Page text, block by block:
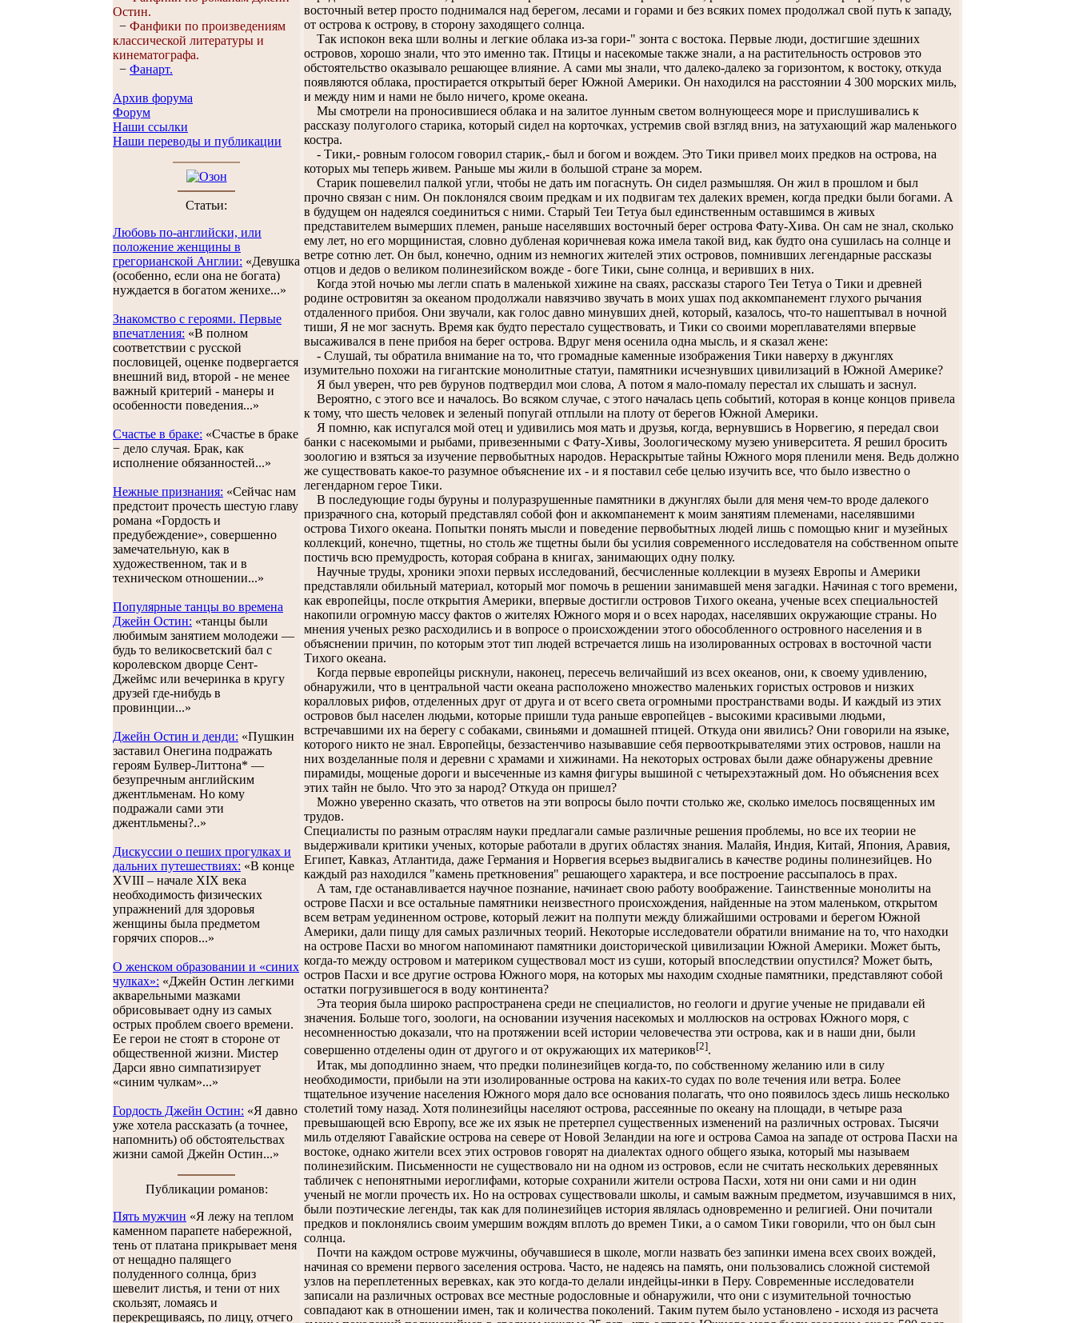
Остин.
− Фанфики по произведениям
классической литературы и
кинематографа.
− Фанарт.
Архив форума
Форум
Наши ссылки
Наши переводы и публикации
Статьи:
Любовь по-английски, или
положение женщины в
грегорианской Англии: «Девушка
(особенно, если она не богата)
нуждается в богатом женихе...»
Знакомство с героями. Первые
впечатления: «В полном
соответствии с русской
пословицей, оценке подвергается
внешний вид, второй - не менее
важный критерий - манеры и
особенности поведения...»
Счастье в браке: «Счастье в браке
− дело случая. Брак, как
исполнение обязанностей...»
Нежные признания: «Cейчас нам
предстоит прочесть шестую главу
романа «Гордость и
предубеждение», совершенно
замечательную, как в
художественном, так и в
техническом отношении...»
Популярные танцы во времена
Джейн Остин: «танцы были
любимым занятием молодежи —
будь то великосветский бал с
королевском дворце Сент-
Джеймс или вечеринка в кругу
друзей где-нибудь в
провинции...»
Джейн Остин и денди: «Пушкин
заставил Онегина подражать
героям Булвер-Литтона* —
безупречным английским
джентльменам. Но кому
подражали сами эти
джентльмены?..»
Дискуссии о пеших прогулках и
дальних путешествиях: «В конце
XVIII – начале XIX века
необходимость физических
упражнений для здоровья
женщины была предметом
горячих споров...»
О женском образовании и «синих
чулках»: «Джейн Остин легкими
акварельными мазками
обрисовывает одну из самых
острых проблем своего времени.
Ее герои не стоят в стороне от
общественной жизни. Мистер
Дарси явно симпатизирует
«синим чулкам»...»
Гордость Джейн Остин: «Я давно
уже хотела рассказать (а точнее,
напомнить) об обстоятельствах
жизни самой Джейн Остин...»
Публикации романов:
Пять мужчин «Я лежу на теплом
каменном парапете набережной,
тень от платана прикрывает меня
от нещадно палящего
полуденного солнца, бриз
шевелит листья, и тени от них
скользят, ломаясь и
перекрещиваясь, по лицу, отчего
восточный ветер просто поднимался над берегом, лесами и горами и без всяких помех продолжал свой путь к западу,
от острова к острову, в сторону заходящего солнца.
Так испокон века шли волны и легкие облака из-за гори-" зонта с востока. Первые люди, достигшие здешних
островов, хорошо знали, что это именно так. Птицы и насекомые также знали, а на растительность островов это
обстоятельство оказывало решающее влияние. А сами мы знали, что далеко-далеко за горизонтом, к востоку, откуда
появляются облака, простирается открытый берег Южной Америки. Он находился на расстоянии 4 300 морских миль,
и между ним и нами не было ничего, кроме океана.
Мы смотрели на проносившиеся облака и на залитое лунным светом волнующееся море и прислушивались к
рассказу полуголого старика, который сидел на корточках, устремив свой взгляд вниз, на затухающий жар маленького
костра.
- Тики,- ровным голосом говорил старик,- был и богом и вождем. Это Тики привел моих предков на острова, на
которых мы теперь живем. Раньше мы жили в большой стране за морем.
Старик пошевелил палкой угли, чтобы не дать им погаснуть. Он сидел размышляя. Он жил в прошлом и был
прочно связан с ним. Он поклонялся своим предкам и их подвигам тех далеких времен, когда предки были богами. А
в будущем он надеялся соединиться с ними. Старый Теи Тетуа был единственным оставшимся в живых
представителем вымерших племен, раньше населявших восточный берег острова Фату-Хива. Он сам не знал, сколько
ему лет, но его морщинистая, словно дубленая коричневая кожа имела такой вид, как будто она сушилась на солнце и
ветре сотню лет. Он был, конечно, одним из немногих жителей этих островов, помнивших легендарные рассказы
отцов и дедов о великом полинезийском вожде - боге Тики, сыне солнца, и веривших в них.
Когда этой ночью мы легли спать в маленькой хижине на сваях, рассказы старого Теи Тетуа о Тики и древней
родине островитян за океаном продолжали навязчиво звучать в моих ушах под аккомпанемент глухого рычания
отдаленного прибоя. Они звучали, как голос давно минувших дней, который, казалось, что-то нашептывал в ночной
тиши, Я не мог заснуть. Время как будто перестало существовать, и Тики со своими мореплавателями впервые
высаживался в пене прибоя на берег острова. Вдруг меня осенила одна мысль, и я сказал жене:
- Слушай, ты обратила внимание на то, что громадные каменные изображения Тики наверху в джунглях
изумительно похожи на гигантские монолитные статуи, памятники исчезнувших цивилизаций в Южной Америке?
Я был уверен, что рев бурунов подтвердил мои слова, А потом я мало-помалу перестал их слышать и заснул.
Вероятно, с этого все и началось. Во всяком случае, с этого началась цепь событий, которая в конце концов привела
к тому, что шесть человек и зеленый попугай отплыли на плоту от берегов Южной Америки.
Я помню, как испугался мой отец и удивились моя мать и друзья, когда, вернувшись в Норвегию, я передал свои
банки с насекомыми и рыбами, привезенными с Фату-Хивы, Зоологическому музею университета. Я решил бросить
зоологию и взяться за изучение первобытных народов. Нераскрытые тайны Южного моря пленили меня. Ведь должно
же существовать какое-то разумное объяснение их - и я поставил себе целью изучить все, что было известно о
легендарном герое Тики.
В последующие годы буруны и полуразрушенные памятники в джунглях были для меня чем-то вроде далекого
призрачного сна, который представлял собой фон и аккомпанемент к моим занятиям племенами, населявшими
острова Тихого океана. Попытки понять мысли и поведение первобытных людей лишь с помощью книг и музейных
коллекций, конечно, тщетны, но столь же тщетны были бы усилия современного исследователя на собственном опыте
постичь всю премудрость, которая собрана в книгах, занимающих одну полку.
Научные труды, хроники эпохи первых исследований, бесчисленные коллекции в музеях Европы и Америки
представляли обильный материал, который мог помочь в решении занимавшей меня загадки. Начиная с того времени,
как европейцы, после открытия Америки, впервые достигли островов Тихого океана, ученые всех специальностей
накопили огромную массу фактов о жителях Южного моря и о всех народах, населявших окружающие страны. Но
мнения ученых резко расходились и в вопросе о происхождении этого обособленного островного населения и в
объяснении причин, по которым этот тип людей встречается лишь на изолированных островах в восточной части
Тихого океана.
Когда первые европейцы рискнули, наконец, пересечь величайший из всех океанов, они, к своему удивлению,
обнаружили, что в центральной части океана расположено множество маленьких гористых островов и низких
коралловых рифов, отделенных друг от друга и от всего света огромными пространствами воды. И каждый из этих
островов был населен людьми, которые пришли туда раньше европейцев - высокими красивыми людьми,
встречавшими их на берегу с собаками, свиньями и домашней птицей. Откуда они явились? Они говорили на языке,
которого никто не знал. Европейцы, беззастенчиво называвшие себя первооткрывателями этих островов, нашли на
них возделанные поля и деревни с храмами и хижинами. На некоторых островах были даже обнаружены древние
пирамиды, мощеные дороги и высеченные из камня фигуры вышиной с четырехэтажный дом. Но объяснения всех
этих тайн не было. Что это за народ? Откуда он пришел?
Можно уверенно сказать, что ответов на эти вопросы было почти столько же, сколько имелось посвященных им
трудов.
Специалисты по разным отраслям науки предлагали самые различные решения проблемы, но все их теории не
выдерживали критики ученых, которые работали в других областях знания. Малайя, Индия, Китай, Япония, Аравия,
Египет, Кавказ, Атлантида, даже Германия и Норвегия всерьез выдвигались в качестве родины полинезийцев. Но
каждый раз находился "камень преткновения" решающего характера, и все построение рассыпалось в прах.
А там, где останавливается научное познание, начинает свою работу воображение. Таинственные монолиты на
острове Пасхи и все остальные памятники неизвестного происхождения, найденные на этом маленьком, открытом
всем ветрам уединенном острове, который лежит на полпути между ближайшими островами и берегом Южной
Америки, дали пищу для самых различных теорий. Некоторые исследователи обратили внимание на то, что находки
на острове Пасхи во многом напоминают памятники доисторической цивилизации Южной Америки. Может быть,
когда-то между островом и материком существовал мост из суши, который впоследствии опустился? Может быть,
остров Пасхи и все другие острова Южного моря, на которых мы находим сходные памятники, представляют собой
остатки погрузившегося в воду континента?
Эта теория была широко распространена среди не специалистов, но геологи и другие ученые не придавали ей
значения. Больше того, зоологи, на основании изучения насекомых и моллюсков на островах Южного моря, с
несомненностью доказали, что на протяжении всей истории человечества эти острова, как и в наши дни, были
совершенно отделены один от другого и от окружающих их материков[2].
Итак, мы доподлинно знаем, что предки полинезийцев когда-то, по собственному желанию или в силу
необходимости, прибыли на эти изолированные острова на каких-то судах по воле течения или ветра. Более
тщательное изучение населения Южного моря дало все основания полагать, что оно появилось здесь лишь несколько
столетий тому назад. Хотя полинезийцы населяют острова, рассеянные по океану на площади, в четыре раза
превышающей всю Европу, все же их язык не претерпел существенных изменений на различных островах. Тысячи
миль отделяют Гавайские острова на севере от Новой Зеландии на юге и острова Самоа на западе от острова Пасхи на
востоке, однако жители всех этих островов говорят на диалектах одного общего языка, который мы называем
полинезийским. Письменности не существовало ни на одном из островов, если не считать нескольких деревянных
табличек с непонятными иероглифами, которые сохранили жители острова Пасхи, хотя ни они сами и ни один
ученый не могли прочесть их. Но на островах существовали школы, и самым важным предметом, изучавшимся в них,
были поэтические легенды, так как для полинезийцев история являлась одновременно и религией. Они почитали
предков и поклонялись своим умершим вождям вплоть до времен Тики, а о самом Тики говорили, что он был сын
солнца.
Почти на каждом острове мужчины, обучавшиеся в школе, могли назвать без запинки имена всех своих вождей,
начиная со времени первого заселения острова. Часто, не надеясь на память, они пользовались сложной системой
узлов на переплетенных веревках, как это когда-то делали индейцы-инки в Перу. Современные исследователи
записали на различных островах все местные родословные и обнаружили, что они с изумительной точностью
совпадают как в отношении имен, так и количества поколений. Таким путем было установлено - исходя из расчета